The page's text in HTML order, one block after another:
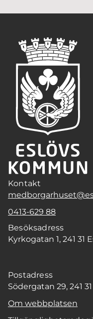
Kontakt
0413-629 88
Besöksadress
Kyrkogatan 1, 241 31
Postadress
Södergatan 29, 241
Om webbplatsen